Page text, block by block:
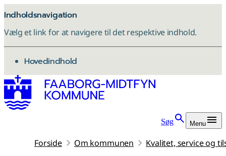
Indholdsnavigation
Vælg et link for at navigere til det respektive indhold.
gå til
Hovedindhold
Søg Menu
Forside Om kommunen Kvalitet, service og